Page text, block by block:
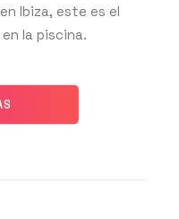
Ibiza, este es el
la piscina.